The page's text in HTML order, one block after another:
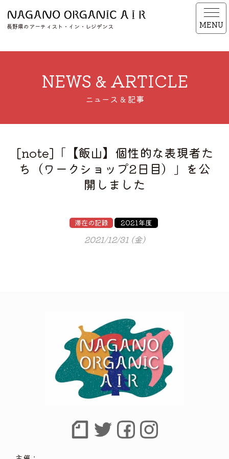
長野県のアーティスト・イン・レジデンス MENU
NEWS & ARTICLE
ニュース & 記事
[note]「【飯山】個性的な表現者た
ち（ワークショップ2日目）」を公
開しました
滞在の記録 2021年度
2021/12/31 (金)